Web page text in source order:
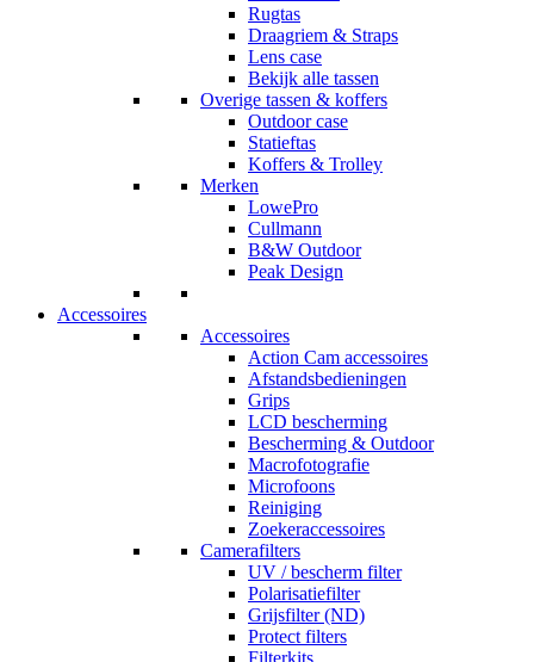
Rugtas
Draagriem & Straps
Lens case
Bekijk alle tassen
Overige tassen & koffers
Outdoor case
Statieftas
Koffers & Trolley
Merken
LowePro
Cullmann
B&W Outdoor
Peak Design
Accessoires
Accessoires
Action Cam accessoires
Afstandsbedieningen
Grips
LCD bescherming
Bescherming & Outdoor
Macrofotografie
Microfoons
Reiniging
Zoekeraccessoires
Camerafilters
UV / bescherm filter
Polarisatiefilter
Grijsfilter (ND)
Protect filters
Filterkits